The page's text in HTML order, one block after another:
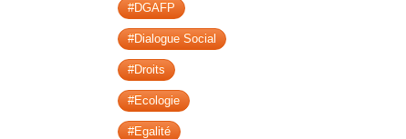
#DGAFP
#Dialogue Social
#Droits
#Ecologie
#Egalité